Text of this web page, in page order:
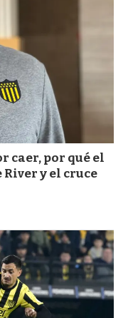
caer, por qué el
River y el cruce